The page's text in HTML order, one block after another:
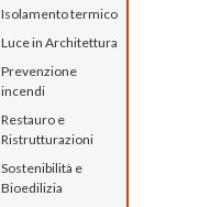
Isolamento termico
Luce in Architettura
Prevenzione
incendi
Restauro e
Ristrutturazioni
Sostenibilità e
Bioedilizia